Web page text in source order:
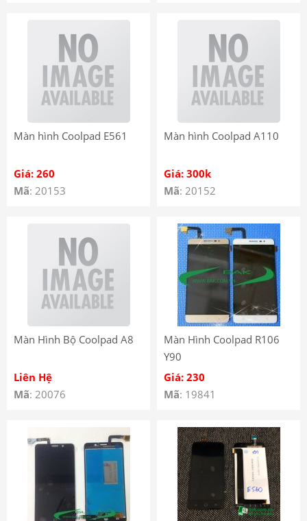
Màn hình Coolpad E561
Giá: 260
Mã: 20153
Màn hình Coolpad A110
Giá: 300k
Mã: 20152
Màn Hình Bộ Coolpad A8
Liên Hệ
Mã: 20076
Màn Hình Coolpad R106
Y90
Giá: 230
Mã: 19841